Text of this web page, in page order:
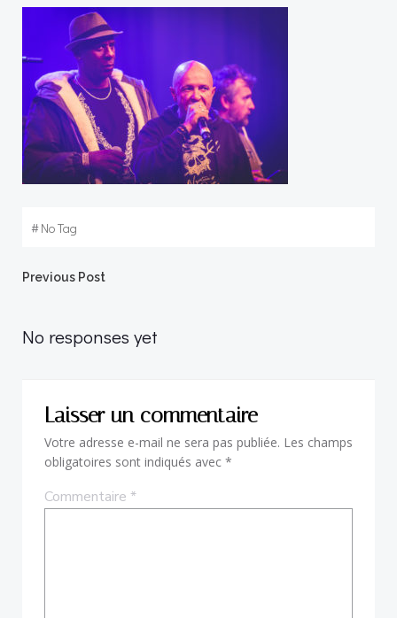
#No Tag
Post
navigation
Previous Post
No responses yet
Laisser un commentaire
Votre adresse e-mail ne sera pas publiée. Les champs
obligatoires sont indiqués avec *
Commentaire *